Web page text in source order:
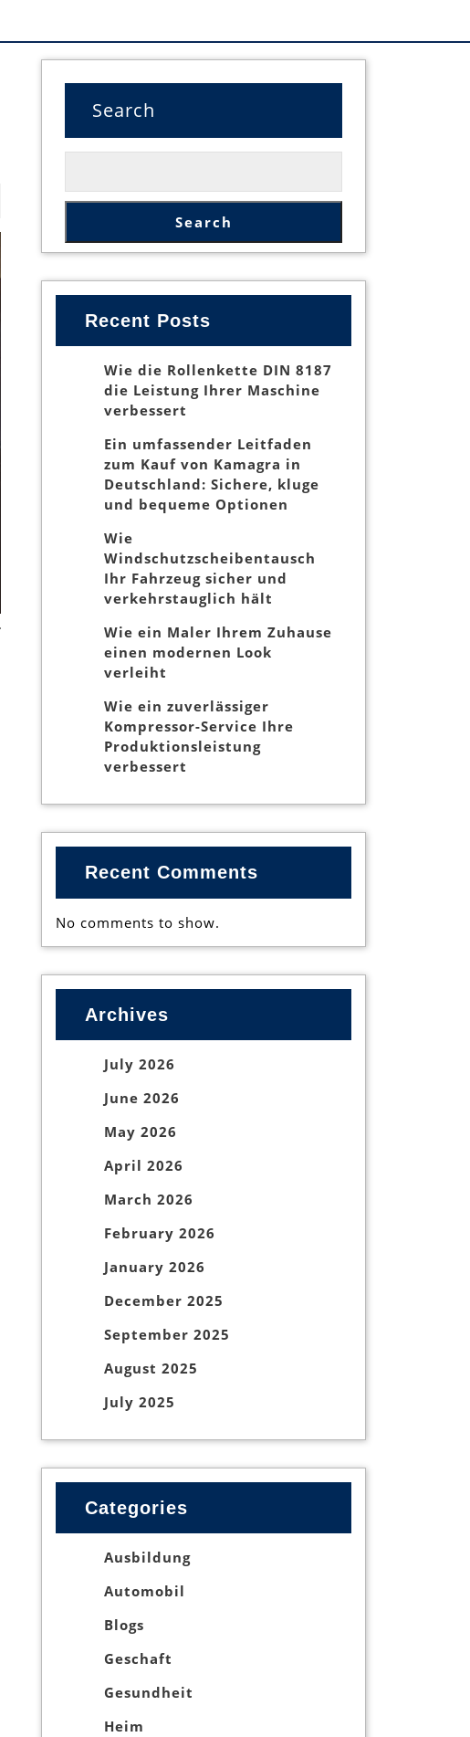
Search
Search
Recent Posts
Wie die Rollenkette DIN 8187
die Leistung Ihrer Maschine
verbessert
Ein umfassender Leitfaden
zum Kauf von Kamagra in
Deutschland: Sichere, kluge
und bequeme Optionen
Wie
Windschutzscheibentausch
Ihr Fahrzeug sicher und
verkehrstauglich hält
Wie ein Maler Ihrem Zuhause
einen modernen Look
verleiht
Wie ein zuverlässiger
Kompressor-Service Ihre
Produktionsleistung
verbessert
Recent Comments
No comments to show.
Archives
July 2026
June 2026
May 2026
April 2026
March 2026
February 2026
January 2026
December 2025
September 2025
August 2025
July 2025
Categories
Ausbildung
Automobil
Blogs
Geschaft
Gesundheit
Heim